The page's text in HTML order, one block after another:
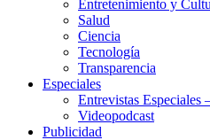
Entretenimiento y
Salud
Ciencia
Tecnología
Transparencia
Especiales
Entrevistas Especiales
Videopodcast
Publicidad